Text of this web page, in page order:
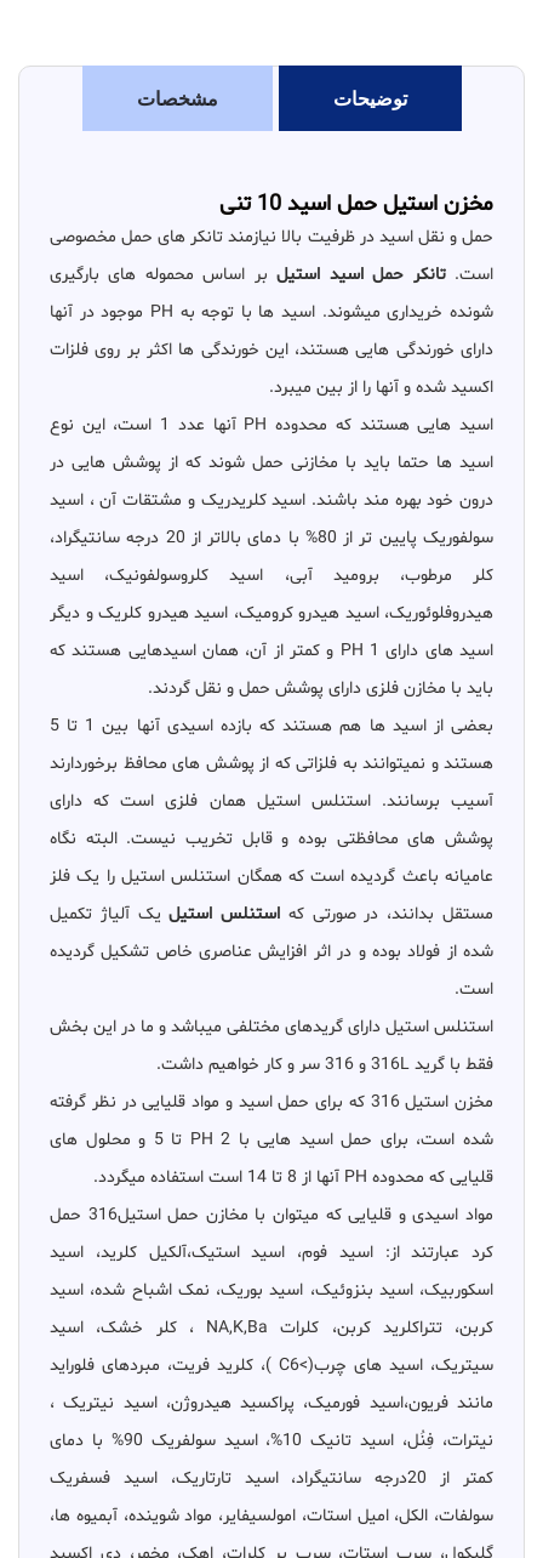
توضیحات مشخصات
مخزن استیل حمل اسید 10 تنی
حمل و نقل اسید در ظرفیت بالا نیازمند تانکر های حمل مخصوصی
است.تانکر حمل اسید استیلبر اساس محموله های بارگیری
شونده خریداری میشوند. اسید ها با توجه به PH موجود در آنها
دارای خورندگی هایی هستند، این خورندگی ها اکثر بر روی فلزات
اکسید شده و آنها را از بین میبرد.
اسید هایی هستند که محدوده PH آنها عدد 1 است، این نوع
اسید ها حتما باید با مخازنی حمل شوند که از پوشش هایی در
درون خود بهره مند باشند. اسید کلریدریک و مشتقات آن ، اسید
سولفوریک پایین تر از 80% با دمای بالاتر از 20 درجه سانتیگراد،
کلر مرطوب، برومید آبی، اسید کلروسولفونیک، اسید
هیدروفلوئوریک، اسید هیدرو کرومیک، اسید هیدرو کلریک و دیگر
اسید های دارای PH 1 و کمتر از آن، همان اسیدهایی هستند که
باید با مخازن فلزی دارای پوشش حمل و نقل گردند.
بعضی از اسید ها هم هستند که بازده اسیدی آنها بین 1 تا 5
هستند و نمیتوانند به فلزاتی که از پوشش های محافظ برخوردارند
آسیب برسانند. استنلس استیل همان فلزی است که دارای
پوشش های محافظتی بوده و قابل تخریب نیست. البته نگاه
عامیانه باعث گردیده است که همگان استنلس استیل را یک فلز
مستقل بدانند، در صورتی که استنلس استیلیک آلیاژ تکمیل
شده از فولاد بوده و در اثر افزایش عناصری خاص تشکیل گردیده
است.
استنلس استیل دارای گریدهای مختلفی میباشد و ما در این بخش
فقط با گرید 316L و 316 سر و کار خواهیم داشت.
مخزن استیل 316 که برای حمل اسید و مواد قلیایی در نظر گرفته
شده است، برای حمل اسید هایی با PH 2 تا 5 و محلول های
قلیایی که محدوده PH آنها از 8 تا 14 است استفاده میگردد.
مواد اسیدی و قلیایی که میتوان با مخازن حمل استیل316 حمل
کرد عبارتند از: اسید فوم، اسید استیک،آلکیل کلرید، اسید
اسکوربیک، اسید بنزوئیک، اسید بوریک، نمک اشباح شده، اسید
کربن، تتراکلرید کربن، کلرات NA,K,Ba ، کلر خشک، اسید
سیتریک، اسید های چرب(>C6 )، کلرید فریت، مبردهای فلوراید
مانند فریون،اسید فورمیک، پراکسید هیدروژن، اسید نیتریک ،
نیترات، فِنُل، اسید تانیک 10%، اسید سولفریک 90% با دمای
کمتر از 20درجه سانتیگراد، اسید تارتاریک، اسید فسفریک
سولفات، الکل، امیل استات، امولسیفایر، مواد شوینده، آبمیوه ها،